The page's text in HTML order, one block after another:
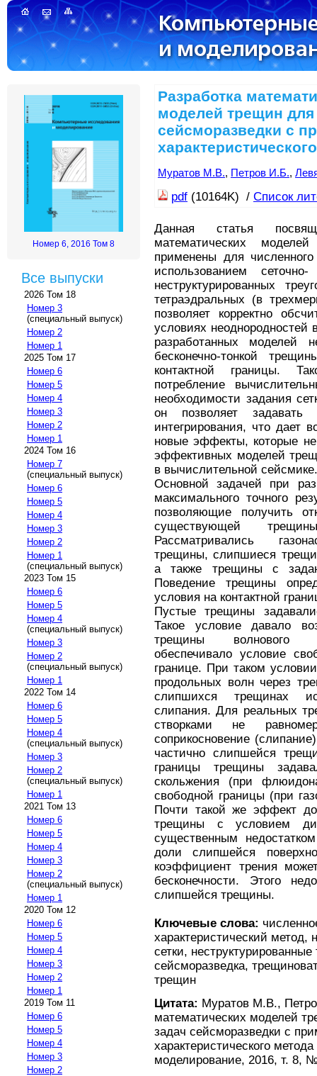
Номер 6, 2016 Том 8
Все выпуски
2026 Том 18
Номер 3
(специальный выпуск)
Номер 2
Номер 1
2025 Том 17
Номер 6
Номер 5
Номер 4
Номер 3
Номер 2
Номер 1
2024 Том 16
Номер 7
(специальный выпуск)
Номер 6
Номер 5
Номер 4
Номер 3
Номер 2
Номер 1
(специальный выпуск)
2023 Том 15
Номер 6
Номер 5
Номер 4
(специальный выпуск)
Номер 3
Номер 2
(специальный выпуск)
Номер 1
2022 Том 14
Номер 6
Номер 5
Номер 4
(специальный выпуск)
Номер 3
Номер 2
(специальный выпуск)
Номер 1
2021 Том 13
Номер 6
Номер 5
Номер 4
Номер 3
Номер 2
(специальный выпуск)
Номер 1
2020 Том 12
Номер 6
Номер 5
Номер 4
Номер 3
Номер 2
Номер 1
2019 Том 11
Номер 6
Номер 5
Номер 4
Номер 3
Номер 2
Разработка
моделей трещин для
сейсморазведки с
Муратов М.В., Петров И.Б.,
pdf (10164K) / Список
Данная статья
математических
применены для
использованием
неструктурированных
тетраэдральных (в
позволяет корректно
условиях неоднородностей
разработанных моделей
бесконечно-тонкой
контактной границы.
потребление
необходимости задания
он позволяет
интегрирования, что дает
новые эффекты, которые
эффективных моделей
в вычислительной сейсмике.
Основной задачей при
максимального точного
позволяющие получить
существующей
Рассматривались
трещины, слипшиеся
а также трещины с
Поведение трещины
условия на контактной
Пустые трещины
Такое условие давало
трещины волнового
обеспечивало условие
границе. При таком
продольных волн через
слипшихся трещинах
слипания. Для реальных
створками не
соприкосновение
частично слипшейся
границы трещины
скольжения (при
свободной границы (при
Почти такой же эффект
трещины с условием
существенным
доли слипшейся
коэффициент трения
бесконечности. Этого
слипшейся трещины.
Ключевые слова:
характеристический метод,
сетки,
сейсморазведка,
трещин
Цитата: Муратов М.В.,
математических моделей
задач сейсморазведки с
характеристического
моделирование, 2016, т. 8,